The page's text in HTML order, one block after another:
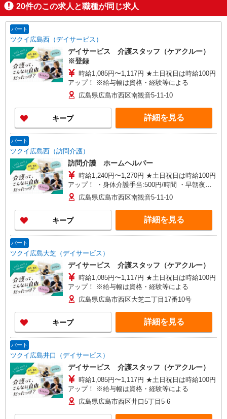
20件のこの求人と職種が同じ求人
パート
ツクイ広島西（デイサービス）
デイサービス 介護スタッフ（ケアクルー）
※登録
時給1,085円〜1,117円 ★土日祝日は時給100円
アップ！ ※給与幅は資格・経験等による
広島県広島市西区南観音5-11-10
キープ 詳細を見る
パート
ツクイ広島西（訪問介護）
訪問介護 ホームヘルパー
時給1,240円〜1,270円 ★土日祝日は時給100円
アップ！ ・身体介護手当:500円/時間 ・早朝夜間
深夜手当:300円/時間 （18:00〜翌07:59の時間
帯） ・ICT手当:2,000円/月 ・深夜割増は別途支給
・ケア→ケアの移動時間も賃金（時給）を支給 ・
特定事業所加算手当:60円/時間 ※給与幅は資格・
経験等による
広島県広島市西区南観音5-11-10
キープ 詳細を見る
パート
ツクイ広島大芝（デイサービス）
デイサービス 介護スタッフ（ケアクルー）
時給1,085円〜1,117円 ★土日祝日は時給100円
アップ！ ※給与幅は資格・経験等による
広島県広島市西区大芝二丁目17番10号
キープ 詳細を見る
パート
ツクイ広島井口（デイサービス）
デイサービス 介護スタッフ（ケアクルー）
時給1,085円〜1,117円 ★土日祝日は時給100円
アップ！ ※給与幅は資格・経験等による
広島県広島市西区井口5丁目5-6